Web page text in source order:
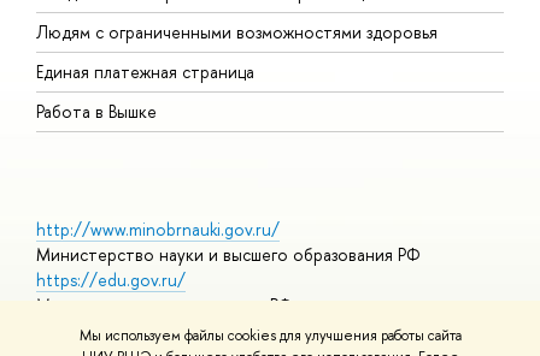
Мы используем файлы cookies для улучшения работы сайта
Людям с ограниченными возможностями здоровья
Единая платежная страница
Работа в Вышке
http://www.minobrnauki.gov.ru/
Министерство науки и высшего образования РФ
https://edu.gov.ru/
Министерство просвещения РФ
https://elearning.hse.ru/mooc